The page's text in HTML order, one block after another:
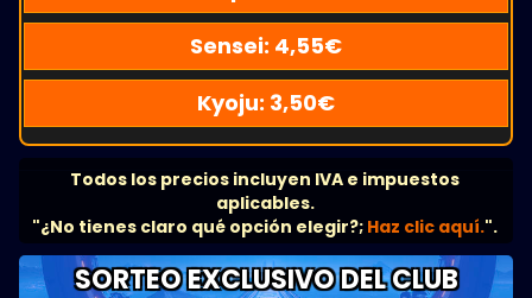
Sensei: 4,55€
Kyoju: 3,50€
Todos los precios incluyen IVA e impuestos
aplicables.
"¿No tienes claro qué opción elegir?; Haz clic aquí.".
SORTEO EXCLUSIVO DEL CLUB